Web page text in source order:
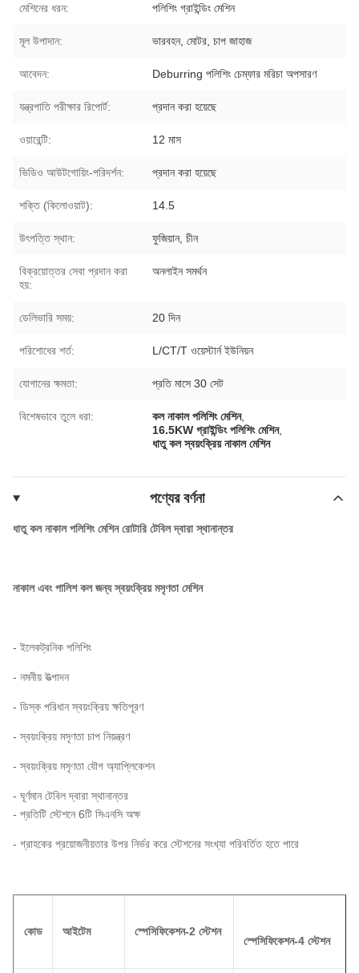
মেশিনের ধরন: পলিশিং গ্রাইন্ডিং মেশিন
মূল উপাদান: ভারবহন, মোটর, চাপ জাহাজ
আবেদন: Deburring পলিশিং চেম্ফার মরিচা অপসারণ
যন্ত্রপাতি পরীক্ষার রিপোর্ট: প্রদান করা হয়েছে
ওয়ারেন্টি: 12 মাস
ভিডিও আউটগোয়িং-পরিদর্শন: প্রদান করা হয়েছে
শক্তি (কিলোওয়াট): 14.5
উৎপত্তি স্থান: ফুজিয়ান, চীন
বিক্রয়োত্তর সেবা প্রদান করা
হয়:
অনলাইন সমর্থন
ডেলিভারি সময়: 20 দিন
পরিশোধের শর্ত: L/CT/T ওয়েস্টার্ন ইউনিয়ন
যোগানের ক্ষমতা: প্রতি মাসে 30 সেট
বিশেষভাবে তুলে ধরা: কল নাকাল পলিশিং মেশিন,
16.5KW গ্রাইন্ডিং পলিশিং মেশিন,
ধাতু কল স্বয়ংক্রিয় নাকাল মেশিন
পণ্যের বর্ণনা
ধাতু কল নাকাল পলিশিং মেশিন রোটারি টেবিল দ্বারা স্থানান্তর
নাকাল এবং পালিশ কল জন্য স্বয়ংক্রিয় মসৃণতা মেশিন
- ইলেকট্রনিক পলিশিং
- নমনীয় উত্পাদন
- ডিস্ক পরিধান স্বয়ংক্রিয় ক্ষতিপূরণ
- স্বয়ংক্রিয় মসৃণতা চাপ নিয়ন্ত্রণ
- স্বয়ংক্রিয় মসৃণতা যৌগ অ্যাপ্লিকেশন
- ঘূর্ণমান টেবিল দ্বারা স্থানান্তর
- প্রতিটি স্টেশনে 6টি সিএনসি অক্ষ
- গ্রাহকের প্রয়োজনীয়তার উপর নির্ভর করে স্টেশনের সংখ্যা পরিবর্তিত হতে পারে
কোড আইটেম স্পেসিফিকেশন-2 স্টেশন
স্পেসিফিকেশন-4 স্টেশন